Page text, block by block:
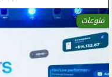
منوعات